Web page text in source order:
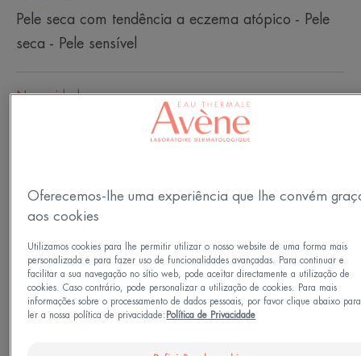
Pele seca com tendência a eczema atópico - Pele
seca - Pele sensível
Necessidades
Nutrição - Anti-comichão - Suavizante
EMERGÊNCIA: pele muito seca a atópica com
O Bálsamo XERACALM AD foi renovado para
proporcionar uma maior eficácia.
Oferecemos-lhe uma experiência que lhe convém
aos cookies
Utilizamos cookies para lhe permitir utilizar o nosso website de uma forma mais
personalizada e para fazer uso de funcionalidades avançadas. Para continuar e
facilitar a sua navegação no sítio web, pode aceitar directamente a utilização de
cookies. Caso contrário, pode personalizar a utilização de cookies. Para mais
informações sobre o processamento de dados pessoais, por favor clique abaixo para
ler a nossa política de privacidade: Política de Privacidade